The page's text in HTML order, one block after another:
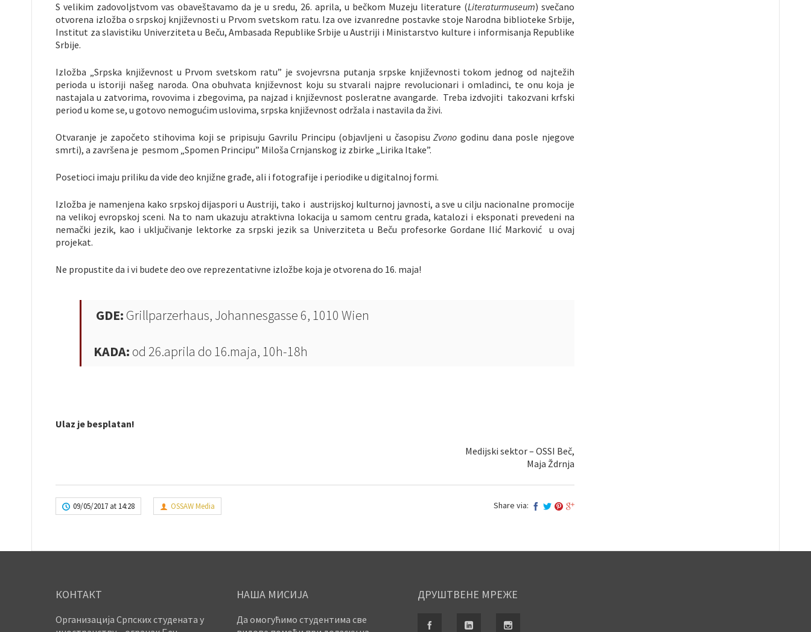
S velikim zadovoljstvom vas obaveštavamo da je u sredu, 26. aprila, u bečkom Muzeju literature (Literaturmuseum) svečano
otvorena izložba o srpskoj književnosti u Prvom svetskom ratu. Iza ove izvanredne postavke stoje Narodna biblioteke Srbije,
Institut za slavistiku Univerziteta u Beču, Ambasada Republike Srbije u Austriji i Ministarstvo kulture i informisanja Republike
Srbije.
Izložba „Srpska književnost u Prvom svetskom ratu” je svojevrsna putanja srpske književnosti tokom jednog od najtežih
perioda u istoriji našeg naroda. Ona obuhvata književnost koju su stvarali najpre revolucionari i omladinci, te onu koja je
nastajala u zatvorima, rovovima i zbegovima, pa najzad i književnost posleratne avangarde. Treba izdvojiti takozvani krfski
period u kome se, u gotovo nemogućim uslovima, srpska književnost održala i nastavila da živi.
Otvaranje je započeto stihovima koji se pripisuju Gavrilu Principu (objavljeni u časopisuZvono godinu dana posle njegove
smrti), a završena je pesmom „Spomen Principu” Miloša Crnjanskog iz zbirke „Lirika Itake”.
Posetioci imaju priliku da vide deo knjižne građe, ali i fotografije i periodike u digitalnoj formi.
Izložba je namenjena kako srpskoj dijaspori u Austriji, tako i austrijskoj kulturnoj javnosti, a sve u cilju nacionalne promocije
na velikoj evropskoj sceni. Na to nam ukazuju atraktivna lokacija u samom centru grada, katalozi i eksponati prevedeni na
nemački jezik, kao i uključivanje lektorke za srpski jezik sa Univerziteta u Beču profesorke Gordane Ilić Marković u ovaj
projekat.
Ne propustite da i vi budete deo ove reprezentativne izložbe koja je otvorena do 16. maja!
GDE: Grillparzerhaus, Johannesgasse 6, 1010 Wien
KADA: od 26.aprila do 16.maja, 10h-18h
Ulaz je besplatan!
Medijski sektor – OSSI Beč,
Maja Ždrnja
09/05/2017 at 14:28 OSSAW Media Share via:
КОНТАКТ
Организација Српских студената у
НАША МИСИЈА
Да омогућимо студентима све
ДРУШТВЕНЕ МРЕЖЕ